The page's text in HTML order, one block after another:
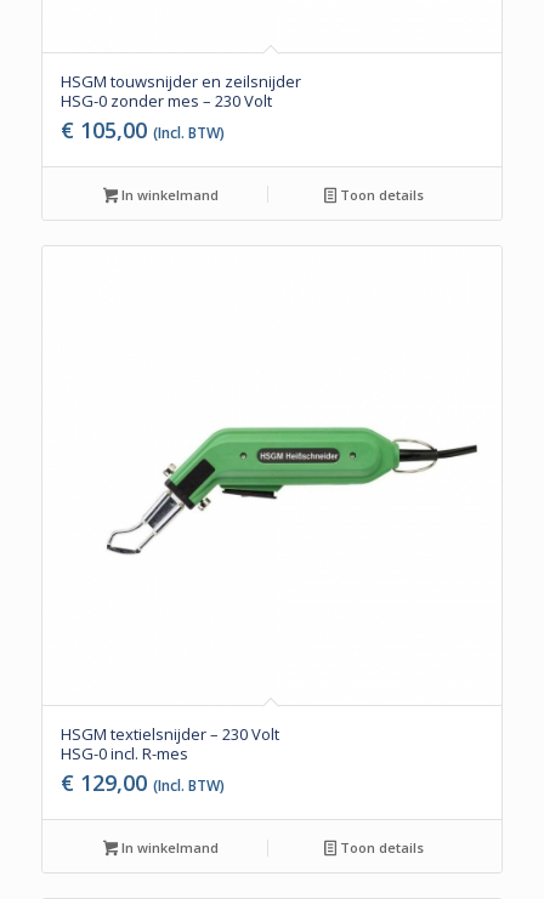
HSGM touwsnijder en zeilsnijder
HSG-0 zonder mes – 230 Volt
€ 105,00 (Incl. BTW)
In winkelmand Toon details
HSGM textielsnijder – 230 Volt
HSG-0 incl. R-mes
€ 129,00 (Incl. BTW)
In winkelmand Toon details